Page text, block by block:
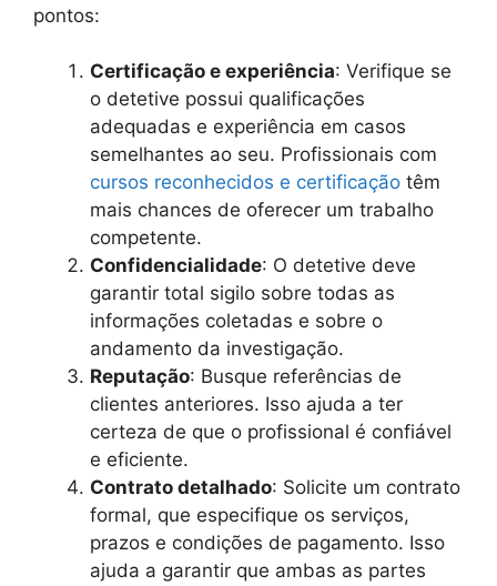
pontos:
Certificação e experiência: Verifique se
o detetive possui qualificações
adequadas e experiência em casos
semelhantes ao seu. Profissionais com
cursos reconhecidos e certificação têm
mais chances de oferecer um trabalho
competente.
Confidencialidade: O detetive deve
garantir total sigilo sobre todas as
informações coletadas e sobre o
andamento da investigação.
Reputação: Busque referências de
clientes anteriores. Isso ajuda a ter
certeza de que o profissional é confiável
e eficiente.
Contrato detalhado: Solicite um contrato
formal, que especifique os serviços,
prazos e condições de pagamento. Isso
ajuda a garantir que ambas as partes